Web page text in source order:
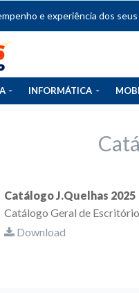
e experiência dos
INFORMÁTICA
Catálogo J.Quelhas 2025
Catálogo Geral de
Download